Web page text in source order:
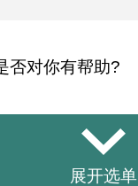
否对你有帮助?
展开选单